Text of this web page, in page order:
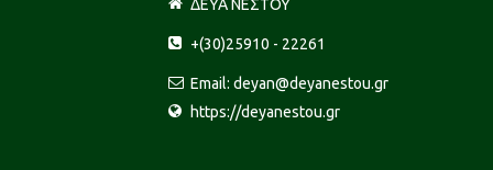
ΔΕΥΑ ΝΕΣΤΟΥ
+(30)25910 - 22261
Email: deyan@deyanestou.gr
https://deyanestou.gr